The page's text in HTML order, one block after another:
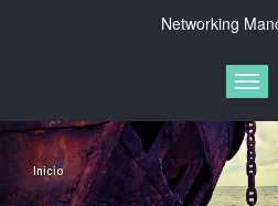
Networking
Inicio